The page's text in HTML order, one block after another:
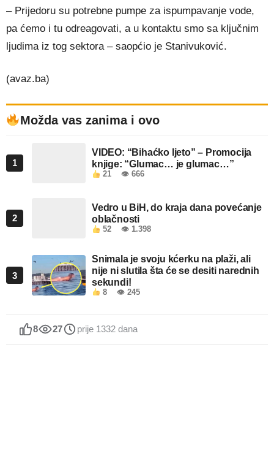
– Prijedoru su potrebne pumpe za ispumpavanje vode,
pa ćemo i tu odreagovati, a u kontaktu smo sa ključnim
ljudima iz tog sektora – saopćio je Stanivuković.
(avaz.ba)
Možda vas zanima i ovo
1
VIDEO: “Bihaćko ljeto” – Promocija
knjige: “Glumac… je glumac…”
21 👁 666
2
Vedro u BiH, do kraja dana povećanje
oblačnosti
52 👁 1.398
3
Snimala je svoju kćerku na plaži, ali
nije ni slutila šta će se desiti narednih
sekundi!
8 👁 245
8 27 prije 1332 dana